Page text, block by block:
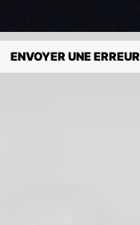
ENVOYER UNE ERREUR